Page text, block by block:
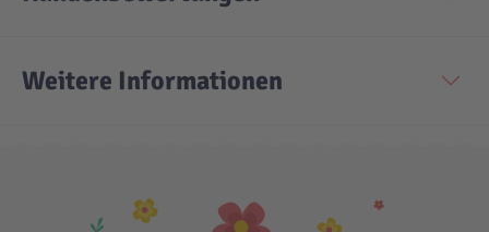
Weitere Informationen